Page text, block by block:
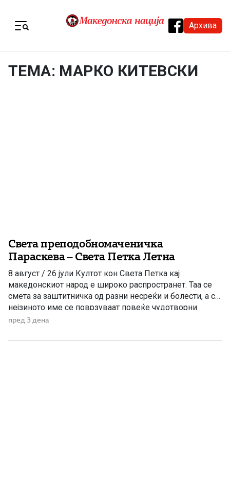
Архива
ТЕМА: МАРКО КИТЕВСКИ
Света преподобномаченичка
Параскева – Света Петка Летна
8 август / 26 јули Култот кон Света Петка кај
македонскиот народ е широко распространет. Таа се
смета за заштитничка од разни несреќи и болести, а со
нејзиното име се поврзуваат повеќе чудотворни
икони и лековити извори, познати како „петочни води“.
светителки со името Параскева – Петка, поради што
пред 3 дена